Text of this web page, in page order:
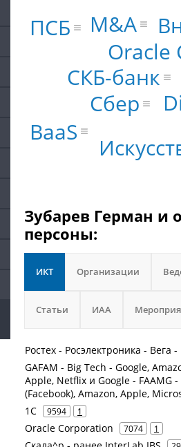
Oracle
СКБ-банк
Сбер
ПСБ
BaaS
M&A
Зубарев Герман и
персоны:
ИКТ Организации
Статьи ИАА
Ростех - Росэлектроника -
GAFAM - Big Tech - Google,
Apple, Netflix и Google - FAAMG
(Facebook), Amazon, Apple,
1С 9594 1
Oracle Corporation 7074 1